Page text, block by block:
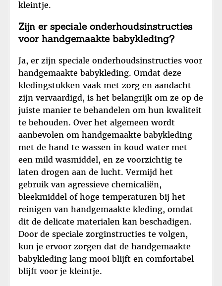
kleintje.
Zijn er speciale onderhoudsinstructies
voor handgemaakte babykleding?
Ja, er zijn speciale onderhoudsinstructies voor
handgemaakte babykleding. Omdat deze
kledingstukken vaak met zorg en aandacht
zijn vervaardigd, is het belangrijk om ze op de
juiste manier te behandelen om hun kwaliteit
te behouden. Over het algemeen wordt
aanbevolen om handgemaakte babykleding
met de hand te wassen in koud water met
een mild wasmiddel, en ze voorzichtig te
laten drogen aan de lucht. Vermijd het
gebruik van agressieve chemicaliën,
bleekmiddel of hoge temperaturen bij het
reinigen van handgemaakte kleding, omdat
dit de delicate materialen kan beschadigen.
Door de speciale zorginstructies te volgen,
kun je ervoor zorgen dat de handgemaakte
babykleding lang mooi blijft en comfortabel
blijft voor je kleintje.